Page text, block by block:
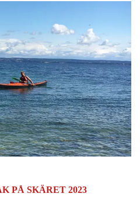
PÅ SKÄRET 2023